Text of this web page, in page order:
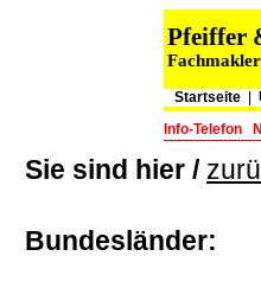
Pfeiffer
Startseite
Info-Telefon
Sie sind hier /
Bundesländer: